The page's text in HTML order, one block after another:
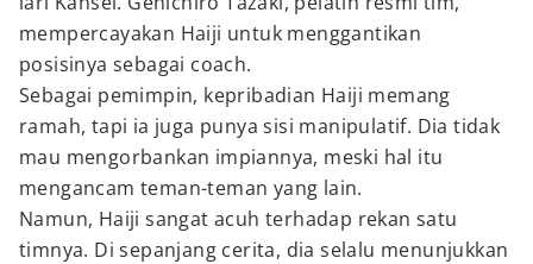
mempercayakan Haiji untuk menggantikan
posisinya sebagai coach.
Sebagai pemimpin, kepribadian Haiji memang
ramah, tapi ia juga punya sisi manipulatif. Dia tidak
mau mengorbankan impiannya, meski hal itu
mengancam teman-teman yang lain.
Namun, Haiji sangat acuh terhadap rekan satu
timnya. Di sepanjang cerita, dia selalu menunjukkan